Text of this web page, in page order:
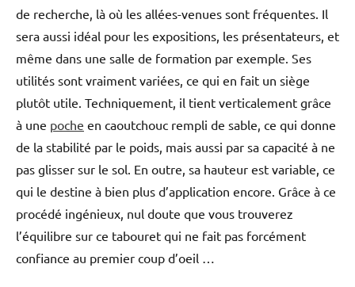
de recherche, là où les allées-venues sont fréquentes. Il
sera aussi idéal pour les expositions, les présentateurs, et
même dans une salle de formation par exemple. Ses
utilités sont vraiment variées, ce qui en fait un siège
plutôt utile. Techniquement, il tient verticalement grâce
à une poche en caoutchouc rempli de sable, ce qui donne
de la stabilité par le poids, mais aussi par sa capacité à ne
pas glisser sur le sol. En outre, sa hauteur est variable, ce
qui le destine à bien plus d’application encore. Grâce à ce
procédé ingénieux, nul doute que vous trouverez
l’équilibre sur ce tabouret qui ne fait pas forcément
confiance au premier coup d’oeil …